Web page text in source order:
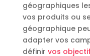
géographiques
vos produits ou
géographique
adapter vos
définir vos